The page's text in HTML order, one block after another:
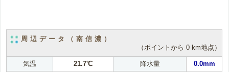
周辺データ（南信濃）
（ポイントから 0 km地点）
気温 21.7℃ 降水量
0.0mm